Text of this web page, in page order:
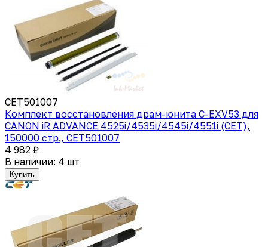
CET501007
Комплект восстановления драм-юнита C-EXV53 для
CANON iR ADVANCE 4525i/4535i/4545i/4551i (CET),
150000 стр., CET501007
4 982 ₽
В наличии: 4 шт
Купить